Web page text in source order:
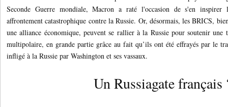
Seconde Guerre mondiale, Macron a raté l'occasion de s'en inspirer
affrontement catastrophique contre la Russie. Or, désormais, les BRICS,
une alliance économique, peuvent se rallier à la Russie pour soutenir
multipolaire, en grande partie grâce au fait qu’ils ont été effrayés par le
infligé à la Russie par Washington et ses vassaux.
Un Russiagate français